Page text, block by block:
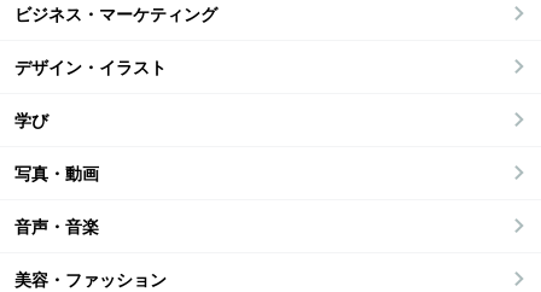
ビジネス・マーケティング
デザイン・イラスト
学び
写真・動画
音声・音楽
美容・ファッション